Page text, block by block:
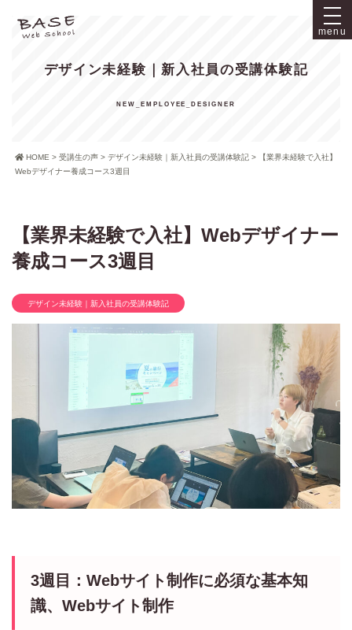
menu
デザイン未経験｜新入社員の受講体験記
HOME > 受講生の声 > デザイン未経験｜新入社員の受講体験記 >
【業界未経験で入社】
Webデザイナー養成コース3週目
【業界未経験で入社】Webデザイナー
養成コース3週目
デザイン未経験｜新入社員の受講体験記
3週目：Webサイト制作に必須な基本知
識、Webサイト制作